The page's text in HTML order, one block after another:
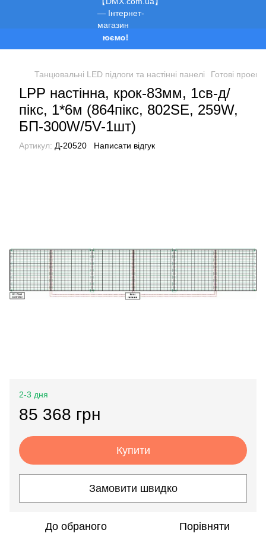
Ми працюємо!
Танцювальні LED підлоги та настінні панелі Готові
LPP настінна, крок-83мм, 1св-д/
пікс, 1*6м (864пікс, 802SE, 259W,
БП-300W/5V-1шт)
Артикул: Д-20520 Написати відгук
2-3 дня
85 368 грн
Купити
Замовити швидко
До обраного Порівняти